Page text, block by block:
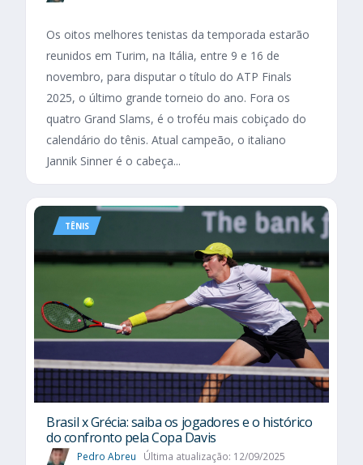
Os oitos melhores tenistas da temporada estarão
reunidos em Turim, na Itália, entre 9 e 16 de
novembro, para disputar o título do ATP Finals
2025, o último grande torneio do ano. Fora os
quatro Grand Slams, é o troféu mais cobiçado do
calendário do tênis. Atual campeão, o italiano
Jannik Sinner é o cabeça...
TÊNIS
Brasil x Grécia: saiba os jogadores e o histórico
do confronto pela Copa Davis
Pedro Abreu Última atualização: 12/09/2025